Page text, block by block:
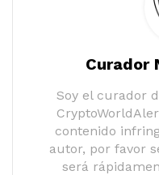
Curador
Soy el curador
contenido
autor, por favor
será